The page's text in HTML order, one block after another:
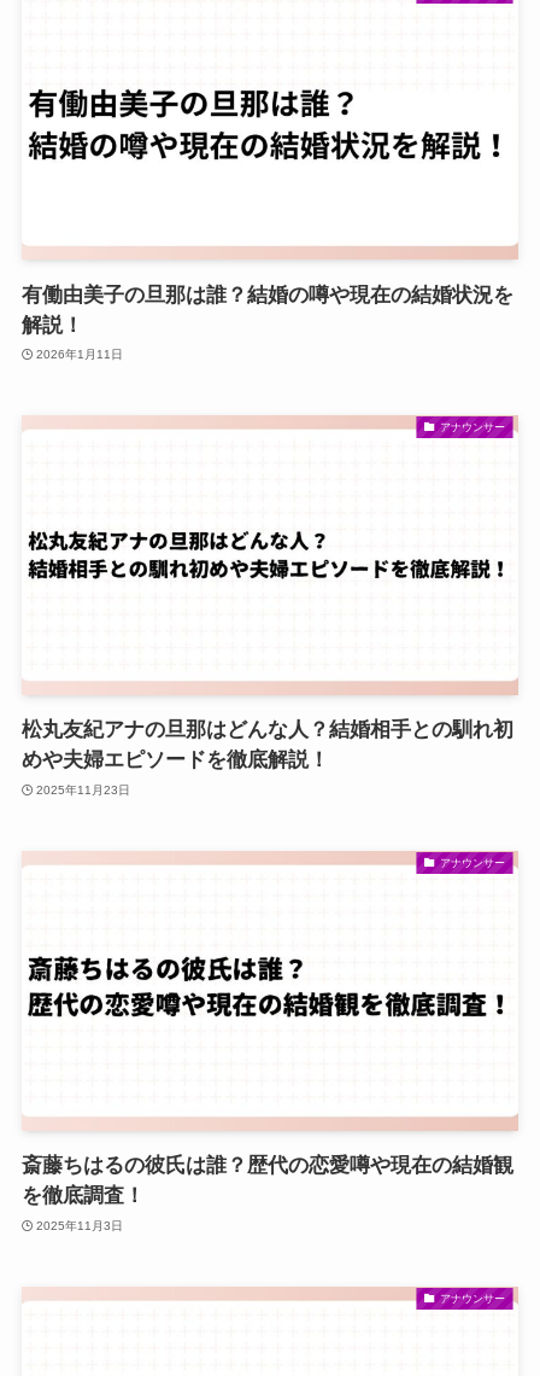
有働由美子の旦那は誰？結婚の噂や現在の結婚状況を
解説！
2026年1月11日
アナウンサー
松丸友紀アナの旦那はどんな人？結婚相手との馴れ初
めや夫婦エピソードを徹底解説！
2025年11月23日
アナウンサー
斎藤ちはるの彼氏は誰？歴代の恋愛噂や現在の結婚観
を徹底調査！
2025年11月3日
アナウンサー